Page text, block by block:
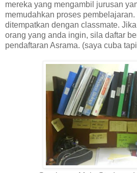
mereka yang mengambil jurusan
memudahkan proses
ditempatkan dengan classmate.
orang yang anda ingin, sila daftar
pendaftaran Asrama. (saya cuba